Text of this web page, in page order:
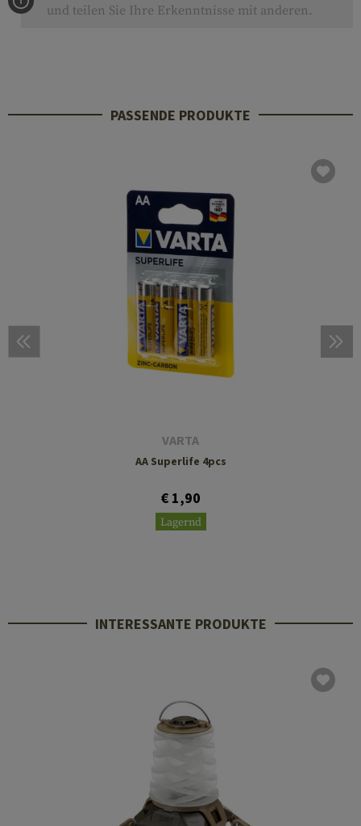
und teilen Sie Ihre Erkenntnisse mit anderen.
PASSENDE PRODUKTE
VARTA
AA Superlife 4pcs
€ 1,90
Lagernd
INTERESSANTE PRODUKTE